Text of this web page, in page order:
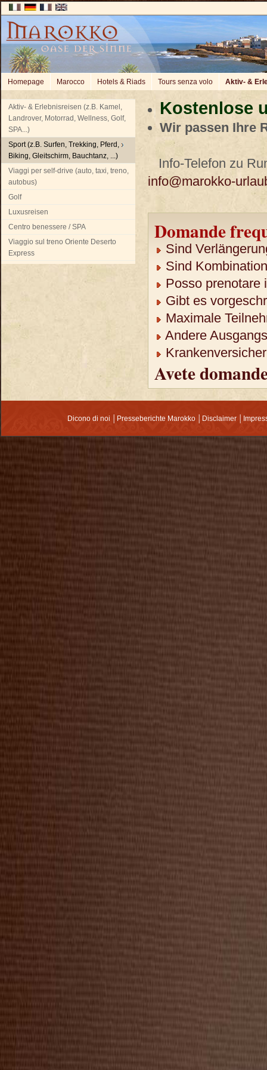
Homepage Marocco Hotels & Riads Tours senza volo Aktiv- &
Aktiv- & Erlebnisreisen (z.B. Kamel,
Landrover, Motorrad, Wellness, Golf,
SPA...)
Sport (z.B. Surfen, Trekking, Pferd,
Biking, Gleitschirm, Bauchtanz, ...)
Viaggi per self-drive (auto, taxi, treno,
autobus)
Golf
Luxusreisen
Centro benessere / SPA
Viaggio sul treno Oriente Deserto
Express
Kostenlose
Wir passen Ihre
Info-Telefon zu
info@marokko-
Domande
Sind
Sind
Posso prenotare
Gibt es
Maximale
Andere
Avete
Dicono di noi Presseberichte Marokko Disclaimer